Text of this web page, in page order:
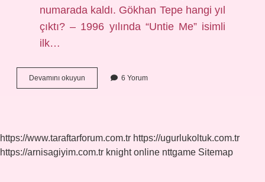
numarada kaldı. Gökhan Tepe hangi yıl
çıktı? – 1996 yılında “Untie Me” isimli
ilk…
Devamını okuyun
Tepe
6 Yorum
https://www.taraftarforum.com.tr https://ugurlukoltuk.com.tr
https://arnisagiyim.com.tr knight online nttgame Sitemap